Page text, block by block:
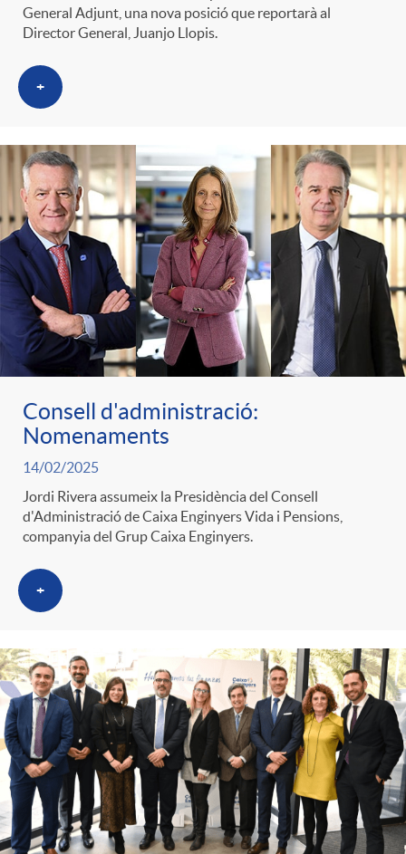
General Adjunt, una nova posició que reportarà al
Director General, Juanjo Llopis.
+
Consell d'administració:
Nomenaments
14/02/2025
Jordi Rivera assumeix la Presidència del Consell
d'Administració de Caixa Enginyers Vida i Pensions,
companyia del Grup Caixa Enginyers.
+